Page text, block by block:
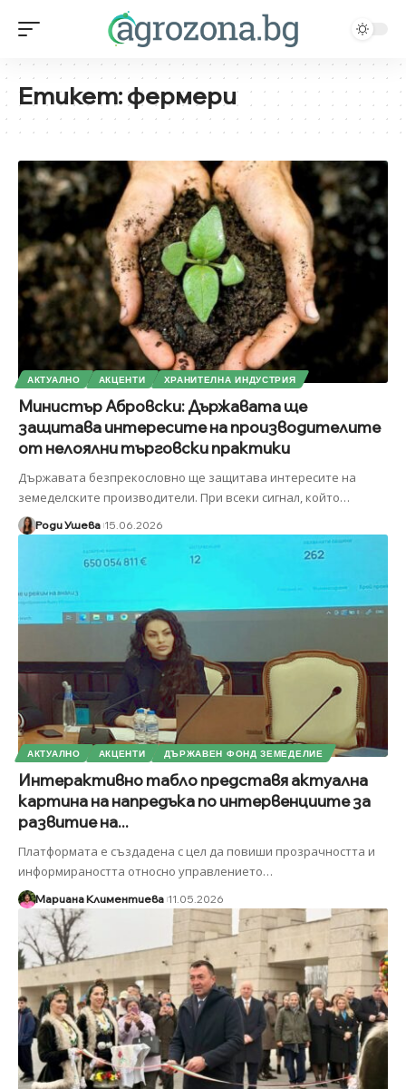
Етикет:фермери
АКТУАЛНО АКЦЕНТИ ХРАНИТЕЛНА ИНДУСТРИЯ
Министър Абровски: Държавата ще
защитава интересите на производителите
от нелоялни търговски практики
Държавата безпрекословно ще защитава интересите на
земеделските производители. При всеки сигнал, който…
Роди Ушева 15.06.2026
АКТУАЛНО АКЦЕНТИ ДЪРЖАВЕН ФОНД ЗЕМЕДЕЛИЕ
Интерактивно табло представя актуална
картина на напредъка по интервенциите за
развитие на...
Платформата е създадена с цел да повиши прозрачността и
информираността относно управлението…
Мариана Климентиева 11.05.2026